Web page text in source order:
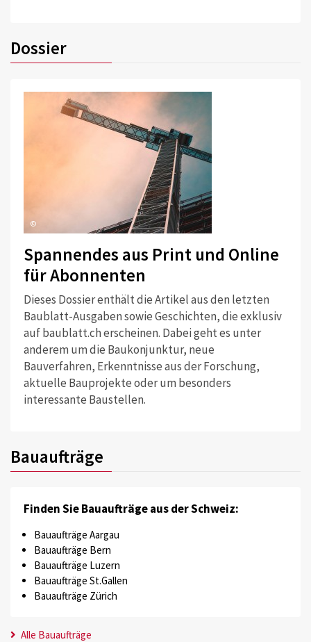
Dossier
©
Spannendes aus Print und Online
für Abonnenten
Dieses Dossier enthält die Artikel aus den letzten
Baublatt-Ausgaben sowie Geschichten, die exklusiv
auf baublatt.ch erscheinen. Dabei geht es unter
anderem um die Baukonjunktur, neue
Bauverfahren, Erkenntnisse aus der Forschung,
aktuelle Bauprojekte oder um besonders
interessante Baustellen.
Bauaufträge
Finden Sie Bauaufträge aus der Schweiz:
Bauaufträge Aargau
Bauaufträge Bern
Bauaufträge Luzern
Bauaufträge St.Gallen
Bauaufträge Zürich
Alle Bauaufträge